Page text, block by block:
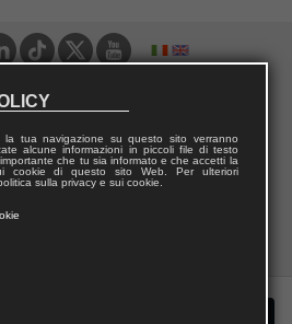
tua navigazione su questo sito verranno
alcune informazioni in piccoli file di testo
che tu sia informato e che accetti la
cookie di questo sito Web. Per ulteriori
sulla privacy e sui cookie.